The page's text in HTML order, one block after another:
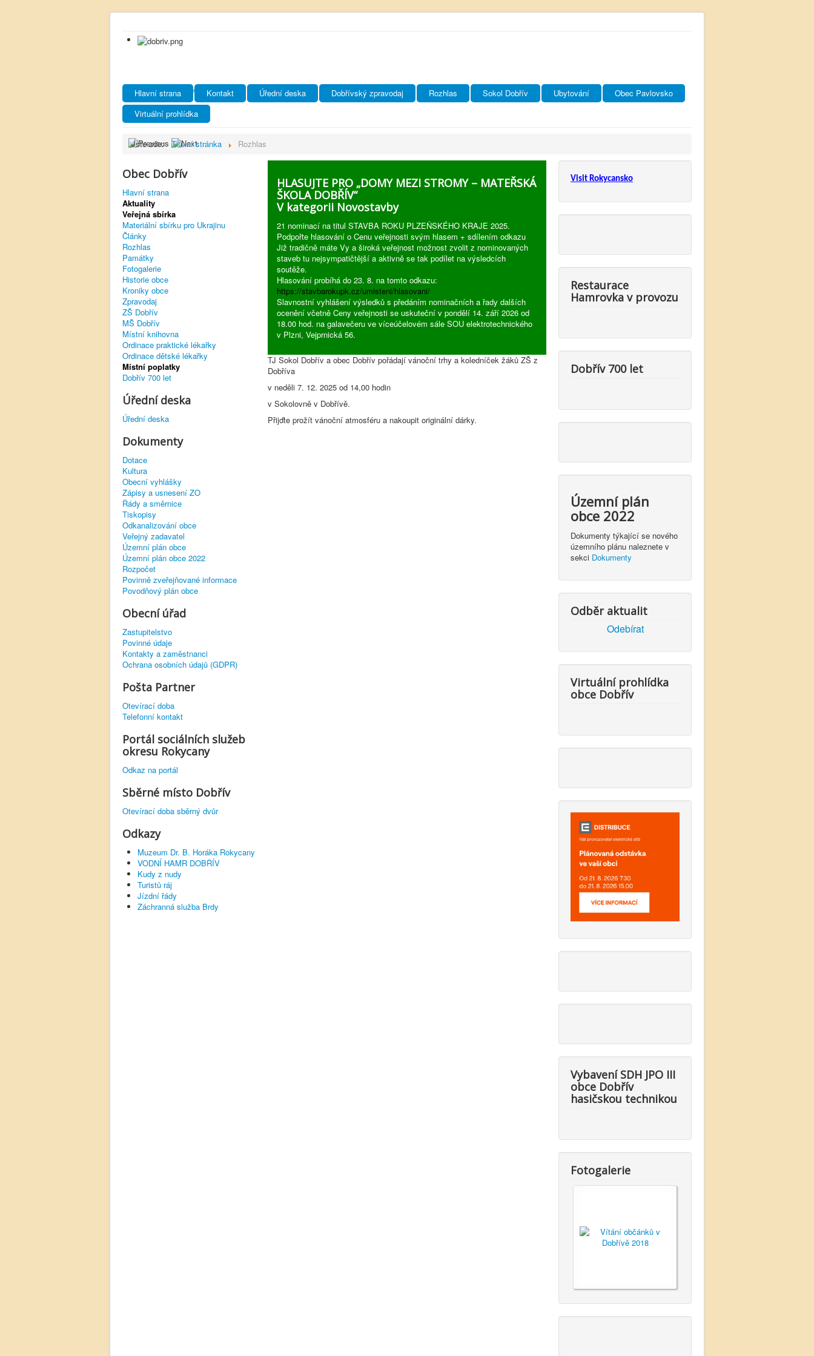
Hlavní strana Kontakt Úřední deska Dobřívský zpravodaj Rozhlas Sokol Dobřív Ubytování
Obec Pavlovsko
Virtuální prohlídka
Jste zde: Titulní stránka Rozhlas
Obec Dobřív
Hlavní strana
Aktuality
Veřejná sbírka
Materiální sbírku pro Ukrajinu
Články
Rozhlas
Památky
Fotogalerie
Historie obce
Kroniky obce
Zpravodaj
ZŠ Dobřív
MŠ Dobřív
Místní knihovna
Ordinace praktické lékařky
Ordinace dětské lékařky
Místní poplatky
Dobřív 700 let
Úřední deska
Úřední deska
Dokumenty
Dotace
Kultura
Obecní vyhlášky
Zápisy a usnesení ZO
Řády a směrnice
Tiskopisy
Odkanalizování obce
Veřejný zadavatel
Územní plán obce
Územní plán obce 2022
Rozpočet
Povinně zveřejňované informace
Povodňový plán obce
Obecní úřad
Zastupitelstvo
Povinné údaje
Kontakty a zaměstnanci
Ochrana osobních údajů (GDPR)
Pošta Partner
Otevírací doba
Telefonní kontakt
Portál sociálních služeb
okresu Rokycany
Odkaz na portál
Sběrné místo Dobřív
Otevírací doba sběrný dvůr
Odkazy
Muzeum Dr. B. Horáka Rokycany
VODNÍ HAMR DOBŘÍV
Kudy z nudy
Turistů ráj
Jízdní řády
Záchranná služba Brdy
HLASUJTE PRO „DOMY MEZI STROMY – MATEŘSKÁ
ŠKOLA DOBŘÍV“
V kategorii Novostavby
21 nominací na titul STAVBA ROKU PLZEŇSKÉHO KRAJE 2025.
Podpořte hlasování o Cenu veřejnosti svým hlasem + sdílením odkazu
Již tradičně máte Vy a široká veřejnost možnost zvolit z nominovaných
staveb tu nejsympatičtější a aktivně se tak podílet na výsledcích
soutěže.
Hlasování probíhá do 23. 8. na tomto odkazu:
https://stavbarokupk.cz/umisteni/hlasovani/
Slavnostní vyhlášení výsledků s předáním nominačních a řady dalších
ocenění včetně Ceny veřejnosti se uskuteční v pondělí 14. září 2026 od
18.00 hod. na galavečeru ve víceúčelovém sále SOU elektrotechnického
v Plzni, Vejprnická 56.
TJ Sokol Dobřív a obec Dobřív pořádají vánoční trhy a koledníček žáků ZŠ z
Dobříva
v neděli 7. 12. 2025 od 14,00 hodin
v Sokolovně v Dobřívě.
Přijďte prožít vánoční atmosféru a nakoupit originální dárky.
Visit Rokycansko
Restaurace
Hamrovka v provozu
Dobřív 700 let
Územní plán
obce 2022
Dokumenty týkající se nového
územního plánu naleznete v
sekci Dokumenty
Odběr aktualit
Odebírat
Virtuální prohlídka
obce Dobřív
Vybavení SDH JPO III
obce Dobřív
hasičskou technikou
Fotogalerie